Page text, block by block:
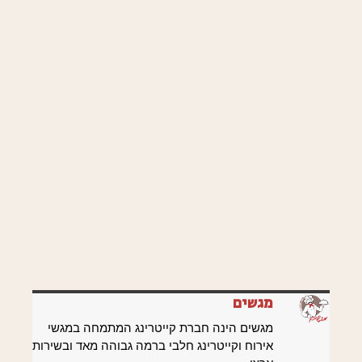
מגשים
מגשים הינה חברת קייטרינג המתמחה במגשי
אירוח וקייטרינג חלבי ברמה גבוהה מאד ובשירות